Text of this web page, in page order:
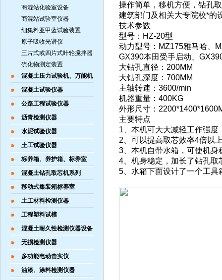
商混站化验室设备
商混站试验室仪器
细集料亚甲蓝试验装置
原子吸收光谱仪
三片式或四片式叶轮搅拌器
硫化物测定装置
混凝土压力试验机、万能机
混凝土试验仪器
公路工程试验仪器
沥青检测仪器
水泥试验仪器
土工试验仪器
标养箱、养护箱、标养室
混凝土钻孔取芯机系列
移动式集装箱标养室
土工材料检测仪器
工程塑料试模
混凝土耐久性检测仪器设备
无损检测仪器
多功能电动击实仪
油漆、涂料检测仪器
操作简单，移机方便，钻孔
建筑部门及相关大专院校*的
技术参数
型号：HZ-20型
动力型号：MZ175雅马哈、
GX390本田受手启动、
大钻孔直径：200MM
大钻孔深度：700MM
主轴转速：3600/min
机器重量：400KG
外形尺寸：
主要特点
1、本机可大大减轻工作强
2、可以提高取芯效率4倍以
3、本机自带水箱，可使机
4、机身稳定，加长了钻孔
5、水箱下面设计了一个工